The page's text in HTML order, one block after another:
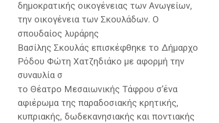
δημοκρατικής οικογένειας των Ανωγείων,
την οικογένεια των Σκουλάδων. Ο
σπουδαίος λυράρης
Βασίλης Σκουλάς επισκέφθηκε το Δήμαρχο
Ρόδου Φώτη Χατζηδιάκο με αφορμή την
συναυλία σ
το Θέατρο Μεσαιωνικής Τάφρου σ’ένα
αφιέρωμα της παραδοσιακής κρητικής,
κυπριακής, δωδεκανησιακής και ποντιακής